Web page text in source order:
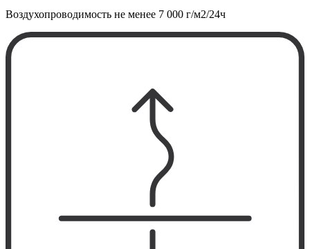
Воздухопроводимость не менее 7 000 г/м2/24ч